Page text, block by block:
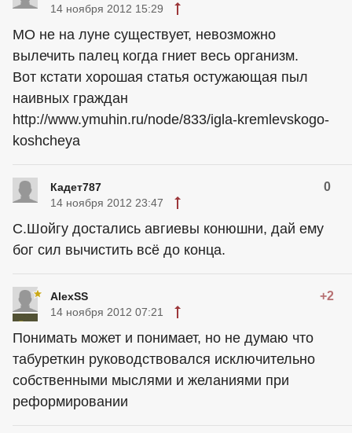
14 ноября 2012 15:29
МО не на луне существует, невозможно
вылечить палец когда гниет весь организм.
Вот кстати хорошая статья остужающая пыл
наивных граждан
http://www.ymuhin.ru/node/833/igla-kremlevskogo-
koshcheya
Кадет787 0
14 ноября 2012 23:47
С.Шойгу достались авгиевы конюшни, дай ему
бог сил вычистить всё до конца.
AlexSS +2
14 ноября 2012 07:21
Понимать может и понимает, но не думаю что
табуреткин руководствовался исключительно
собственными мыслями и желаниями при
реформировании